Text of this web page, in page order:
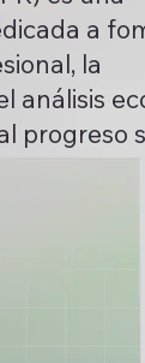
a
la
análisis
progreso